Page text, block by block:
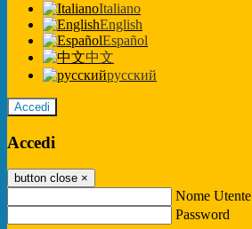
Italiano
English
Español
中文
русский
Accedi
Accedi
button close ×
Nome Utente
Password